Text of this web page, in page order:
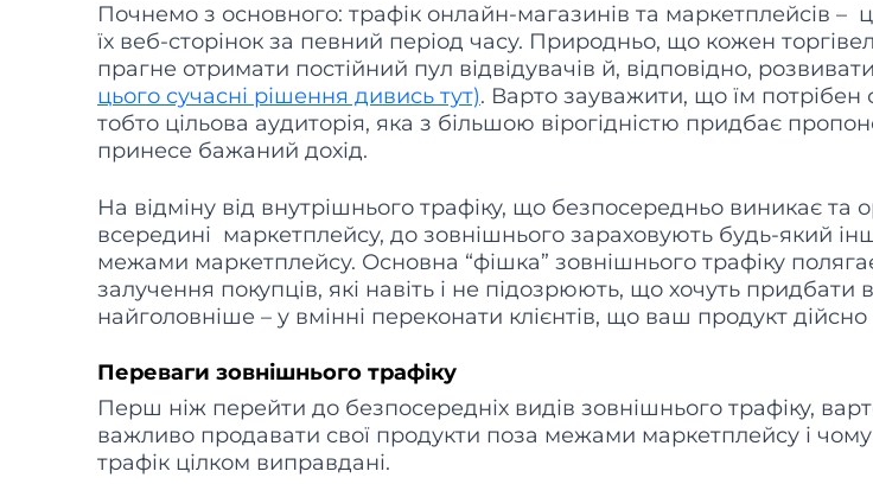
Почнемо з основного: трафік онлайн-магазинів та маркетплейсів –
їх веб-сторінок за певний період часу. Природньо, що кожен
прагне отримати постійний пул відвідувачів й, відповідно,
цього сучасні рішення дивись тут). Варто зауважити, що їм потрібен
тобто цільова аудиторія, яка з більшою вірогідністю придбає
принесе бажаний дохід.
На відміну від внутрішнього трафіку, що безпосередньо виникає та
всередині маркетплейсу, до зовнішнього зараховують будь-який
межами маркетплейсу. Основна “фішка” зовнішнього трафіку
залучення покупців, які навіть і не підозрюють, що хочуть придбати
найголовніше – у вмінні переконати клієнтів, що ваш продукт дійсно
Переваги зовнішнього трафіку
Перш ніж перейти до безпосередніх видів зовнішнього трафіку,
важливо продавати свої продукти поза межами маркетплейсу і
трафік цілком виправдані.